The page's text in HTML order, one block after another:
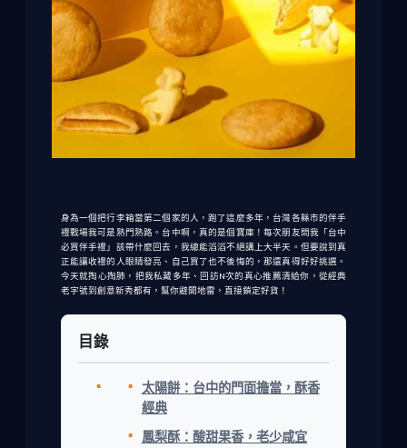
身為一個把行李箱當第二個家的人，跑了這麼多年，台灣各縣市的伴手
禮戰場我可是熟門熟路。台中啊，真的是個寶庫！每次朋友問我「台中
必買伴手禮 」該帶什麼回去，我總能滔滔不絕講上大半天。但要說到真
正能讓收禮的人眼睛發亮、自己買了也不後悔的，那還真得好好挑選。
今天就掏心掏肺，把我私藏多年、回訪N次的真心推薦清給你，從經典
老字號到創意新秀都有，幫你避開地雷，直接鎖定好貨！
目錄
太陽餅：台中的門面擔當，酥香
經典
鳳梨酥：酸甜果香，老少咸宜